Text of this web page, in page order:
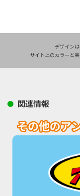
デザイン
サイト上のカラーと
関連情報